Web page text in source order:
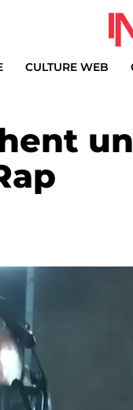
CULTURE WEB